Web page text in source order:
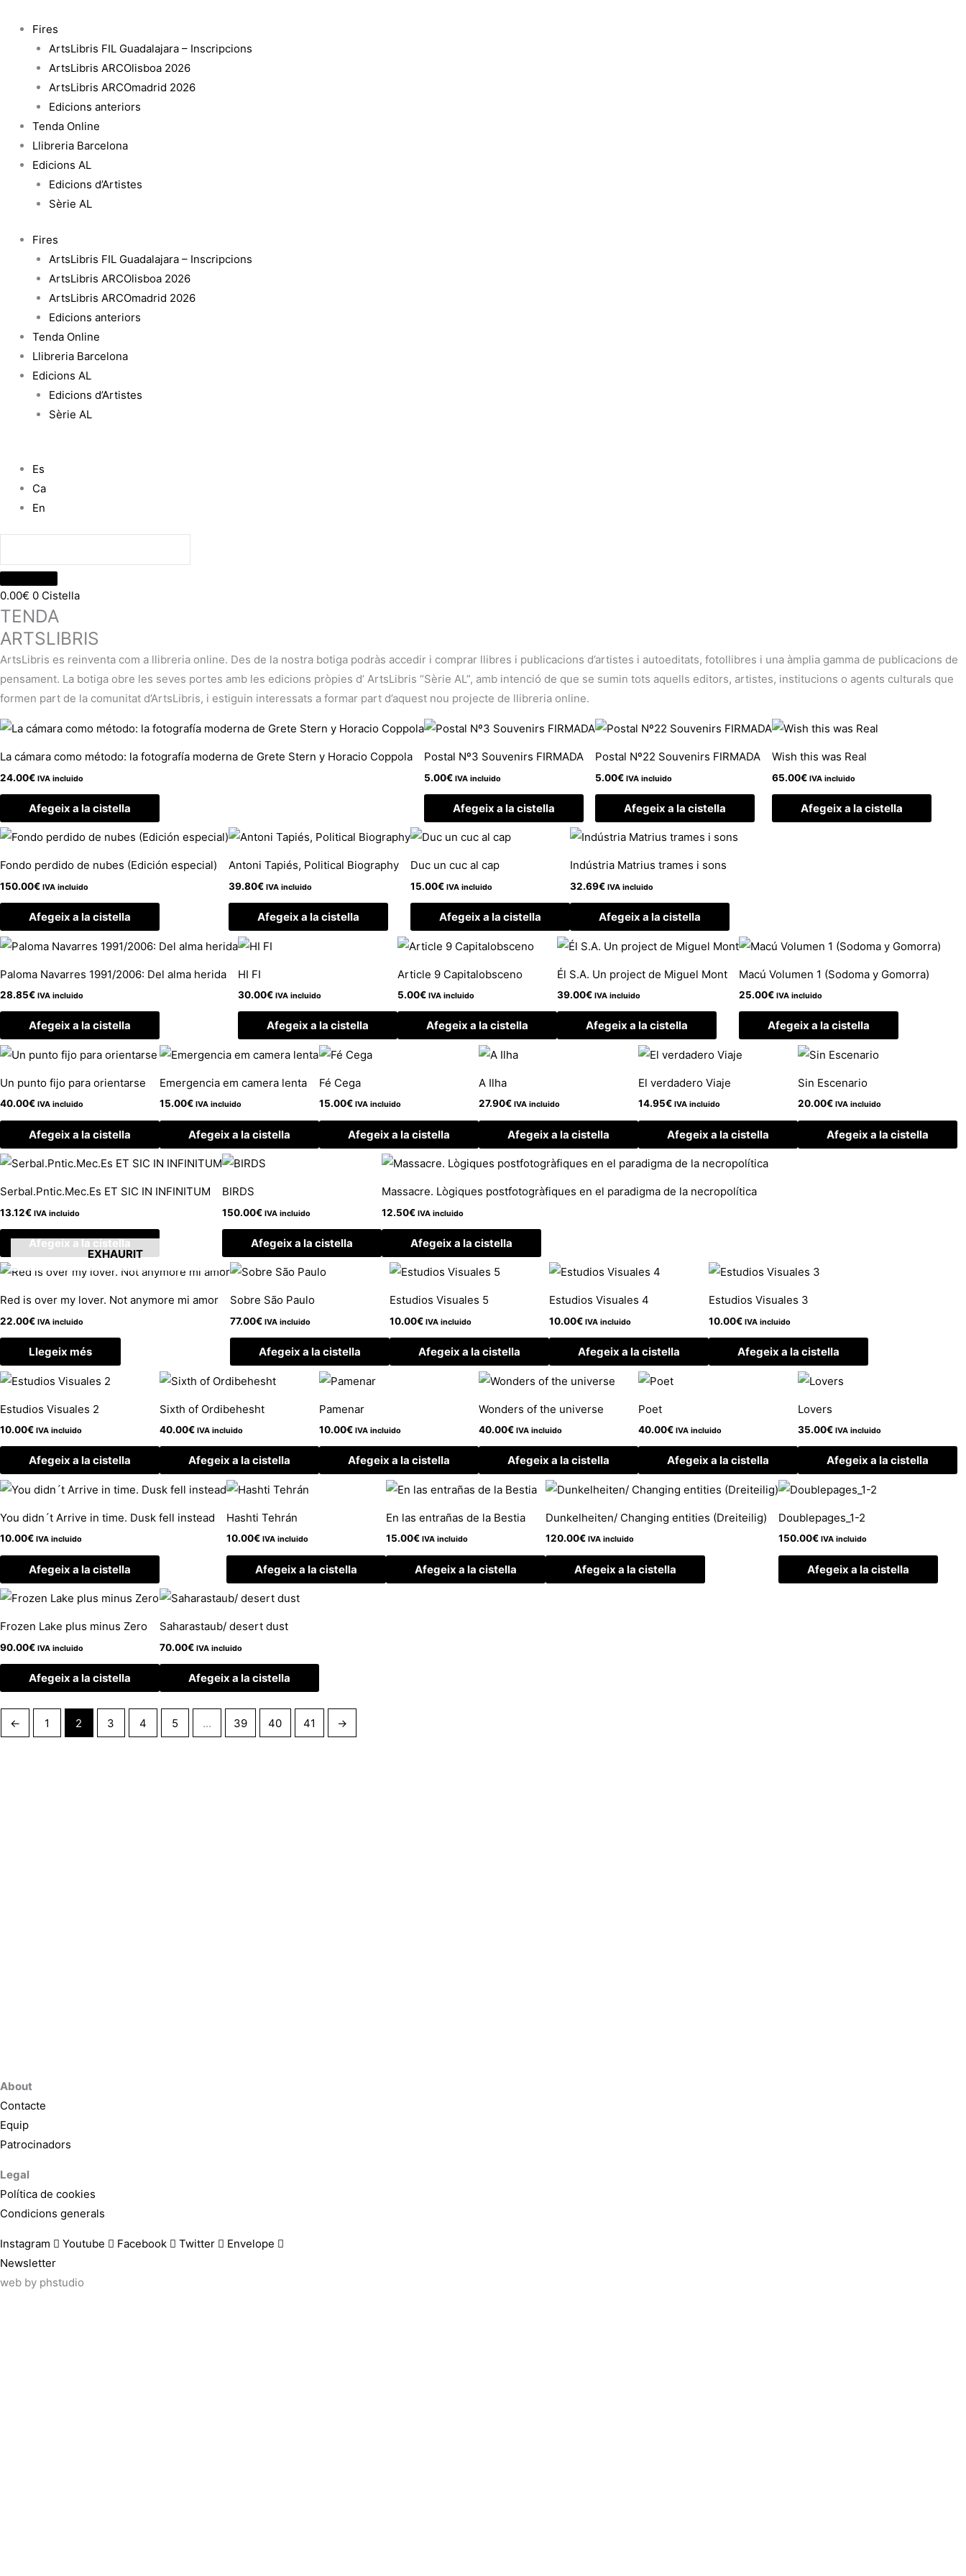
contingut
Fires
ArtsLibris FIL Guadalajara – Inscripcions
ArtsLibris ARCOlisboa 2026
ArtsLibris ARCOmadrid 2026
Edicions anteriors
Tenda Online
Llibreria Barcelona
Edicions AL
Edicions d’Artistes
Sèrie AL
Fires
ArtsLibris FIL Guadalajara – Inscripcions
ArtsLibris ARCOlisboa 2026
ArtsLibris ARCOmadrid 2026
Edicions anteriors
Tenda Online
Llibreria Barcelona
Edicions AL
Edicions d’Artistes
Sèrie AL
Es
Ca
En
0.00€ 0 Cistella
TENDA
ARTSLIBRIS
ArtsLibris es reinventa com a llibreria online. Des de la nostra botiga podràs accedir i comprar llibres i publicacions d’artistes i autoeditats, fotollibres i una àmplia gamma de publicacions de
pensament. La botiga obre les seves portes amb les edicions pròpies d’ ArtsLibris “Sèrie AL”, amb intenció de que se sumin tots aquells editors, artistes, institucions o agents culturals que
formen part de la comunitat d’ArtsLibris, i estiguin interessats a formar part d’aquest nou projecte de llibreria online.
La cámara como método: la fotografía moderna de Grete Stern y Horacio Coppola
24.00€ IVA incluido
Afegeix a la cistella
Postal Nº3 Souvenirs FIRMADA
5.00€ IVA incluido
Afegeix a la cistella
Postal Nº22 Souvenirs FIRMADA
5.00€ IVA incluido
Afegeix a la cistella
Wish this was Real
65.00€ IVA incluido
Afegeix a la cistella
Fondo perdido de nubes (Edición especial)
150.00€ IVA incluido
Afegeix a la cistella
Antoni Tapiés, Political Biography
39.80€ IVA incluido
Afegeix a la cistella
Duc un cuc al cap
15.00€ IVA incluido
Afegeix a la cistella
Indústria Matrius trames i sons
32.69€ IVA incluido
Afegeix a la cistella
Paloma Navarres 1991/2006: Del alma herida
28.85€ IVA incluido
Afegeix a la cistella
HI FI
30.00€ IVA incluido
Afegeix a la cistella
Article 9 Capitalobsceno
5.00€ IVA incluido
Afegeix a la cistella
Él S.A. Un project de Miguel Mont
39.00€ IVA incluido
Afegeix a la cistella
Macú Volumen 1 (Sodoma y Gomorra)
25.00€ IVA incluido
Afegeix a la cistella
Un punto fijo para orientarse
40.00€ IVA incluido
Afegeix a la cistella
Emergencia em camera lenta
15.00€ IVA incluido
Afegeix a la cistella
Fé Cega
15.00€ IVA incluido
Afegeix a la cistella
A Ilha
27.90€ IVA incluido
Afegeix a la cistella
El verdadero Viaje
14.95€ IVA incluido
Afegeix a la cistella
Sin Escenario
20.00€ IVA incluido
Afegeix a la cistella
Serbal.Pntic.Mec.Es ET SIC IN INFINITUM
13.12€ IVA incluido
Afegeix a la cistella
BIRDS
150.00€ IVA incluido
Afegeix a la cistella
Massacre. Lògiques postfotogràfiques en el paradigma de la necropolítica
12.50€ IVA incluido
Afegeix a la cistella
EXHAURIT
Red is over my lover. Not anymore mi amor
22.00€ IVA incluido
Llegeix més
Sobre São Paulo
77.00€ IVA incluido
Afegeix a la cistella
Estudios Visuales 5
10.00€ IVA incluido
Afegeix a la cistella
Estudios Visuales 4
10.00€ IVA incluido
Afegeix a la cistella
Estudios Visuales 3
10.00€ IVA incluido
Afegeix a la cistella
Estudios Visuales 2
10.00€ IVA incluido
Afegeix a la cistella
Sixth of Ordibehesht
40.00€ IVA incluido
Afegeix a la cistella
Pamenar
10.00€ IVA incluido
Afegeix a la cistella
Wonders of the universe
40.00€ IVA incluido
Afegeix a la cistella
Poet
40.00€ IVA incluido
Afegeix a la cistella
Lovers
35.00€ IVA incluido
Afegeix a la cistella
You didn´t Arrive in time. Dusk fell instead
10.00€ IVA incluido
Afegeix a la cistella
Hashti Tehrán
10.00€ IVA incluido
Afegeix a la cistella
En las entrañas de la Bestia
15.00€ IVA incluido
Afegeix a la cistella
Dunkelheiten/ Changing entities (Dreiteilig)
120.00€ IVA incluido
Afegeix a la cistella
Doublepages_1-2
150.00€ IVA incluido
Afegeix a la cistella
Frozen Lake plus minus Zero
90.00€ IVA incluido
Afegeix a la cistella
Saharastaub/ desert dust
70.00€ IVA incluido
Afegeix a la cistella
← 1 2 3 4 5 … 39 40 41 →
About
Contacte
Equip
Patrocinadors
Legal
Política de cookies
Condicions generals
Instagram Youtube Facebook Twitter
Envelope
Newsletter
web by phstudio